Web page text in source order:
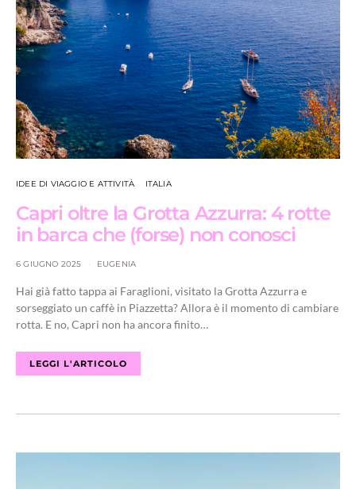
IDEE DI VIAGGIO E ATTIVITÀ ITALIA
Capri oltre la Grotta Azzurra: 4 rotte
in barca che (forse) non conosci
6 GIUGNO 2025 EUGENIA
Hai già fatto tappa ai Faraglioni, visitato la Grotta Azzurra e
sorseggiato un caffè in Piazzetta? Allora è il momento di cambiare
rotta. E no, Capri non ha ancora finito…
LEGGI L'ARTICOLO